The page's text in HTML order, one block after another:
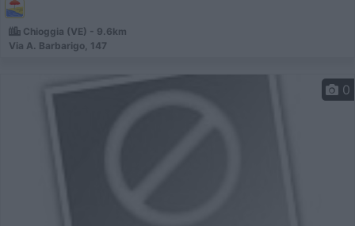
Chioggia (VE) - 9.6km
Via A. Barbarigo, 147
0